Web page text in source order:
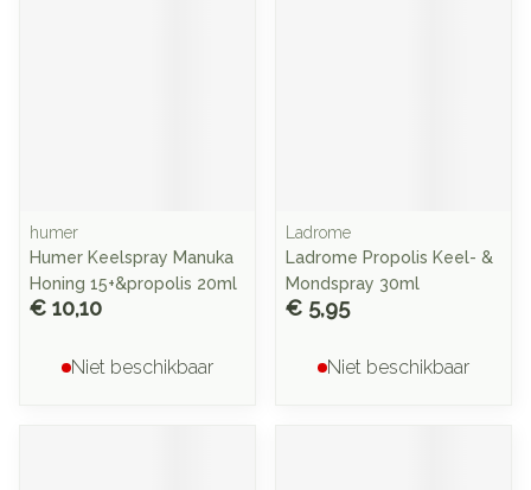
humer
Humer Keelspray Manuka
Honing 15+&propolis 20ml
€ 10,10
Niet beschikbaar
Ladrome
Ladrome Propolis Keel- &
Mondspray 30ml
€ 5,95
Niet beschikbaar